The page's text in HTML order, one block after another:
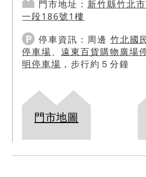
門市地址： 新竹縣竹北市
一段186號1樓
停車資訊： 周邊竹北國
停車場、遠東百貨購物廣場
明停車場 ，步行約５分鐘
門市地圖